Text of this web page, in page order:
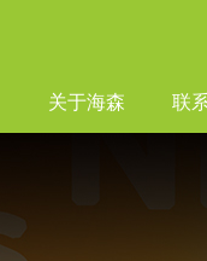
关于海森 联